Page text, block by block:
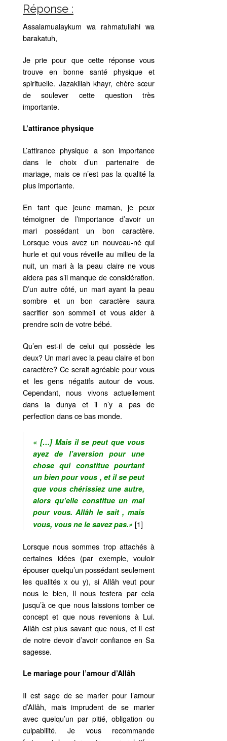
Réponse :
Assalamualaykum wa rahmatullahi wa
barakatuh,
Je prie pour que cette réponse vous
trouve en bonne santé physique et
spirituelle. Jazakillah khayr, chère sœur
de soulever cette question très
importante.
L’attirance physique
L’attirance physique a son importance
dans le choix d’un partenaire de
mariage, mais ce n’est pas la qualité la
plus importante.
En tant que jeune maman, je peux
témoigner de l’importance d’avoir un
mari possédant un bon caractère.
Lorsque vous avez un nouveau-né qui
hurle et qui vous réveille au milieu de la
nuit, un mari à la peau claire ne vous
aidera pas s’il manque de considération.
D’un autre côté, un mari ayant la peau
sombre et un bon caractère saura
sacrifier son sommeil et vous aider à
prendre soin de votre bébé.
Qu’en est-il de celui qui possède les
deux? Un mari avec la peau claire et bon
caractère? Ce serait agréable pour vous
et les gens négatifs autour de vous.
Cependant, nous vivons actuellement
dans la dunya et il n’y a pas de
perfection dans ce bas monde.
« […] Mais il se peut que vous
ayez de l’aversion pour une
chose qui constitue pourtant
un bien pour vous , et il se peut
que vous chérissiez une autre,
alors qu’elle constitue un mal
pour vous. Allâh le sait , mais
vous, vous ne le savez pas.» [1]
Lorsque nous sommes trop attachés à
certaines idées (par exemple, vouloir
épouser quelqu’un possédant seulement
les qualités x ou y), si Allâh veut pour
nous le bien, Il nous testera par cela
jusqu’à ce que nous laissions tomber ce
concept et que nous revenions à Lui.
Allâh est plus savant que nous, et il est
de notre devoir d’avoir confiance en Sa
sagesse.
Le mariage pour l’amour d’Allâh
Il est sage de se marier pour l’amour
d’Allâh, mais imprudent de se marier
avec quelqu’un par pitié, obligation ou
culpabilité. Je vous recommande